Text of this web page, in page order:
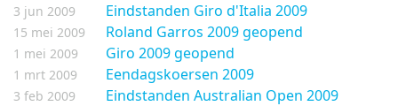
3 jun 2009 Eindstanden Giro d'Italia 2009
15 mei 2009 Roland Garros 2009 geopend
1 mei 2009 Giro 2009 geopend
1 mrt 2009 Eendagskoersen 2009
3 feb 2009 Eindstanden Australian Open 2009